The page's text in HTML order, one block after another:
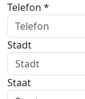
Telefon *
Stadt
Staat